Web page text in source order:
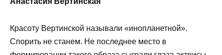
Красоту Вертинской называли «инопланетной».
Спорить не станем. Не последнее место в